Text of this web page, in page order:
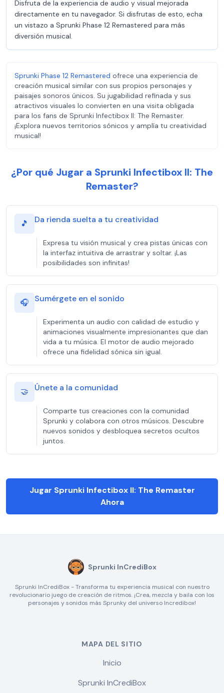
Disfruta de la experiencia de audio y visual mejorada
directamente en tu navegador. Si disfrutas de esto, echa
un vistazo a Sprunki Phase 12 Remastered para más
diversión musical.
Sprunki Phase 12 Remastered ofrece una experiencia de
creación musical similar con sus propios personajes y
paisajes sonoros únicos. Su jugabilidad refinada y sus
atractivos visuales lo convierten en una visita obligada
para los fans de Sprunki Infectibox II: The Remaster.
¡Explora nuevos territorios sónicos y amplía tu creatividad
musical!
¿Por qué Jugar a Sprunki Infectibox II: The
Remaster?
🎵 Da rienda suelta a tu creatividad
Expresa tu visión musical y crea pistas únicas con
la interfaz intuitiva de arrastrar y soltar. ¡Las
posibilidades son infinitas!
🎧 Sumérgete en el sonido
Experimenta un audio con calidad de estudio y
animaciones visualmente impresionantes que dan
vida a tu música. El motor de audio mejorado
ofrece una fidelidad sónica sin igual.
🤝 Únete a la comunidad
Comparte tus creaciones con la comunidad
Sprunki y colabora con otros músicos. Descubre
nuevos sonidos y desbloquea secretos ocultos
juntos.
Jugar Sprunki Infectibox II: The Remaster
Ahora
Sprunki InCrediBox
Sprunki InCrediBox - Transforma tu experiencia musical con nuestro
revolucionario juego de creación de ritmos. ¡Crea, mezcla y baila con los
personajes y sonidos más Sprunky del universo Incredibox!
MAPA DEL SITIO
Inicio
Sprunki InCrediBox